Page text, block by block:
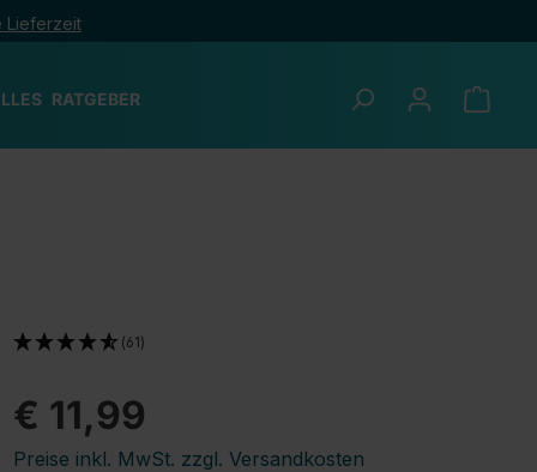
Lieferzeit
RATGEBER
€ 11,99
Preise inkl. MwSt. zzgl. Versandkosten
(61)